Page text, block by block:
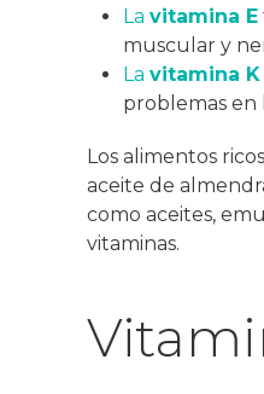
La vitamina E
muscular y
La vitamina K
problemas en
Los alimentos
aceite de
como aceites,
vitaminas.